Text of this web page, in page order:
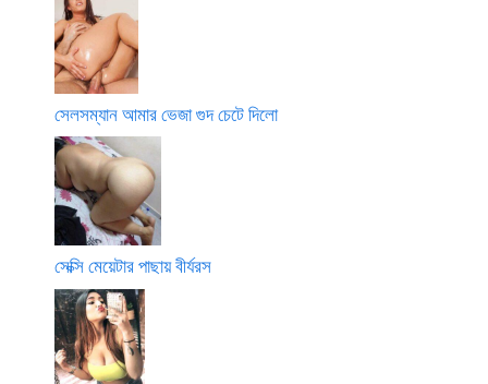
সেলসম্যান আমার ভেজা গুদ চেটে দিলো
সেক্সি মেয়েটার পাছায় বীর্যরস